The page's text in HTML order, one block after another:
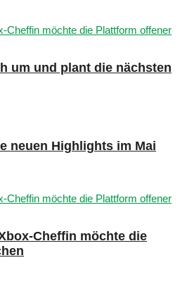
um und plant die nächsten
neuen Highlights im Mai
Cheffin möchte die